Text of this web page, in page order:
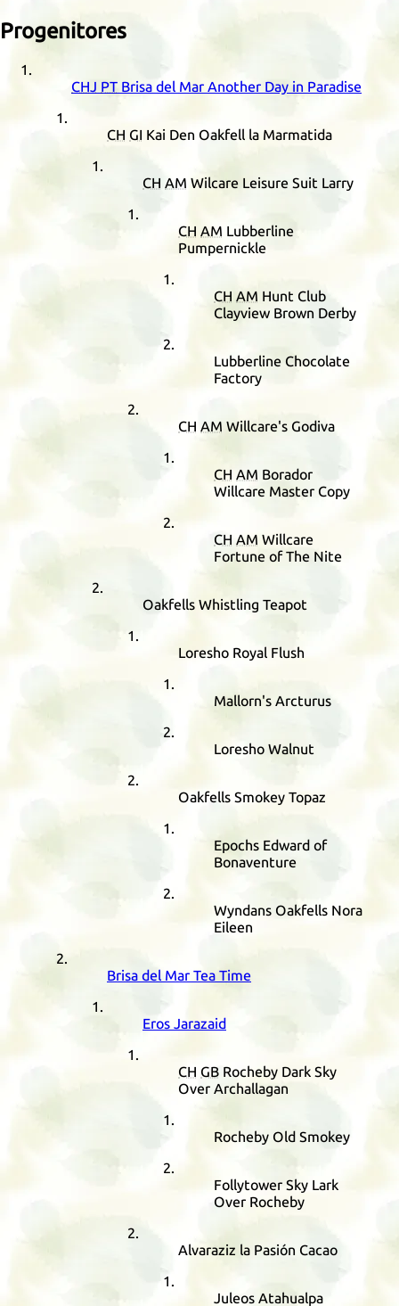
Progenitores
CHJ PT Brisa del Mar Another Day in Paradise
CH GI Kai Den Oakfell la Marmatida
CH AM Wilcare Leisure Suit Larry
CH AM Lubberline
Pumpernickle
CH AM Hunt Club
Clayview Brown Derby
Lubberline Chocolate
Factory
CH AM Willcare's Godiva
CH AM Borador
Willcare Master Copy
CH AM Willcare
Fortune of The Nite
Oakfells Whistling Teapot
Loresho Royal Flush
Mallorn's Arcturus
Loresho Walnut
Oakfells Smokey Topaz
Epochs Edward of
Bonaventure
Wyndans Oakfells Nora
Eileen
Brisa del Mar Tea Time
Eros Jarazaid
CH GB Rocheby Dark Sky
Over Archallagan
Rocheby Old Smokey
Follytower Sky Lark
Over Rocheby
Alvaraziz la Pasión Cacao
Juleos Atahualpa